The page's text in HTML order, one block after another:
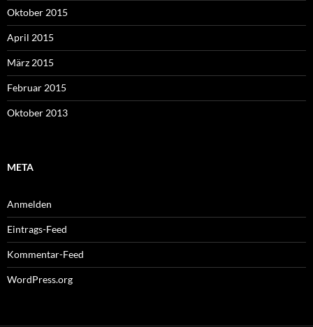
Oktober 2015
April 2015
März 2015
Februar 2015
Oktober 2013
META
Anmelden
Eintrags-Feed
Kommentar-Feed
WordPress.org